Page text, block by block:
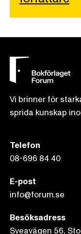
Vi brinner för
sprida kunskap
Telefon
08-696 84 40
E-post
info@forum.se
Besöksadress
Sveavägen 56,